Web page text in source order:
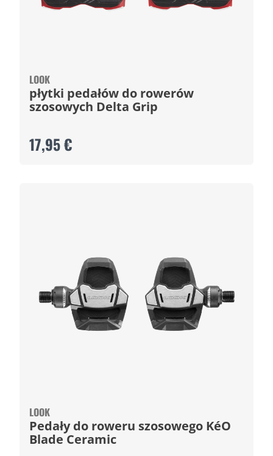
LOOK
płytki pedałów do rowerów
szosowych Delta Grip
17,95 €
LOOK
Pedały do roweru szosowego KéO
Blade Ceramic